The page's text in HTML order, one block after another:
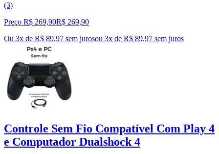
(3)
Preço R$ 269,90R$ 269,90
Ou 3x de R$ 89,97 sem jurosou 3x de R$ 89,97 sem juros
Controle Sem Fio Compatível Com Play 4
e Computador Dualshock 4